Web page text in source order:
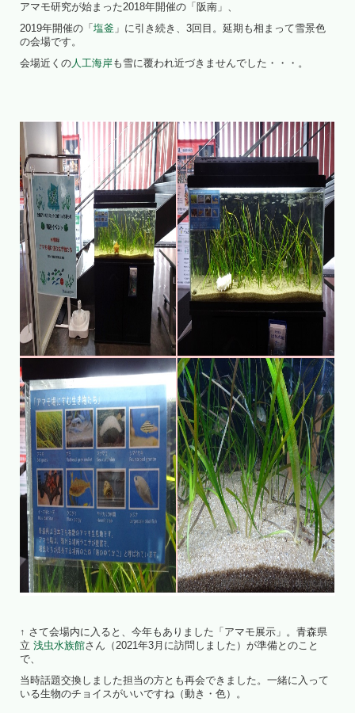
アマモ研究が始まった2018年開催の「阪南」、
2019年開催の「 塩釜 」に引き続き、3回目。延期も相まって雪景色
の会場です。
会場近くの人工海岸も雪に覆われ近づきませんでした・・・。
↑ さて会場内に入ると、今年もありました「アマモ展示」。青森県
立 浅虫水族館さん（2021年3月に訪問しました）が準備とのこと
で、
当時話題交換しました担当の方とも再会できました。一緒に入って
いる生物のチョイスがいいですね（動き・色）。